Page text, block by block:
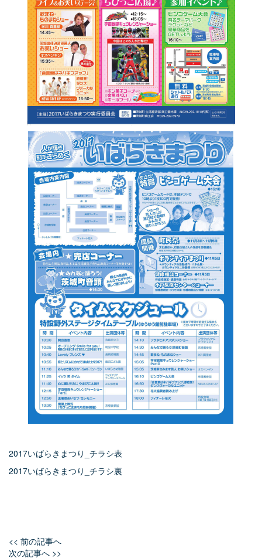
2017いばらきまつり_チラシ表
2017いばらきまつり_チラシ裏
<< 前の記事へ
次の記事へ >>